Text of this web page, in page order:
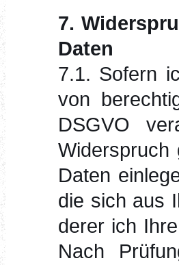
7.
Daten
7.1. Sofern
von
DSGVO
Widerspruch
Daten
die sich aus
derer ich
Nach